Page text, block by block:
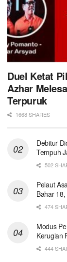
Duel Ketat
Azhar
Terpuruk
1668 SHARES
Debitur
Tempuh
502
Pelaut
Bahar
474
Modus
Kerugian
444